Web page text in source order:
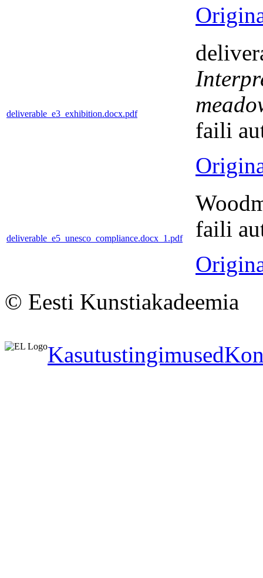
deliverable_e3_exhibition.docx.pdf
faili
deliverable_e5_unesco_compliance.docx_1.pdf
faili
© Eesti Kunstiakadeemia
Kasutustingimused